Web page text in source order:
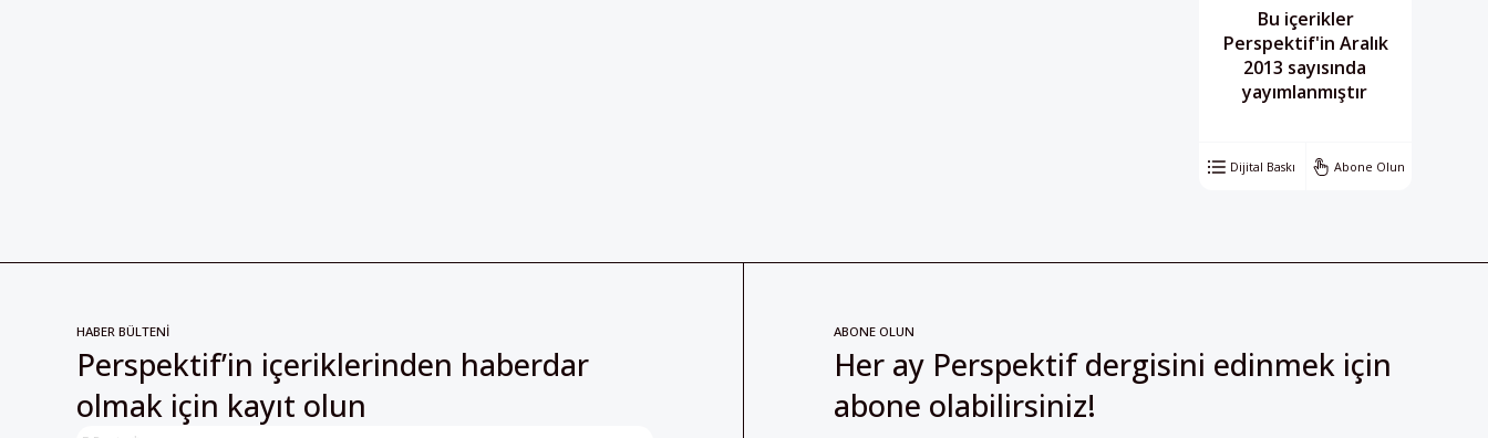
Bu içerikler
Perspektif'in Aralık
2013 sayısında
yayımlanmıştır
Dijital Baskı Abone Olun
HABER BÜLTENİ
Perspektif’in içeriklerinden haberdar
olmak için kayıt olun
ABONE OLUN
Her ay Perspektif dergisini edinmek için
abone olabilirsiniz!